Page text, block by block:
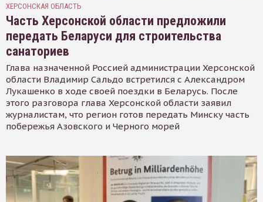
ХЕРСОНСКАЯ ОБЛАСТЬ
Часть Херсонской области предложили
передать Беларуси для строительства
санаториев
Глава назначенной Россией администрации Херсонской
области Владимир Сальдо встретился с Александром
Лукашенко в ходе своей поездки в Беларусь. После
этого разговора глава Херсонской области заявил
журналистам, что регион готов передать Минску часть
побережья Азовского и Черного морей